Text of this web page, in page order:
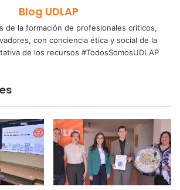
Blog UDLAP
de la formación de profesionales críticos,
con conciencia ética y social de la
de los recursos #TodosSomosUDLAP